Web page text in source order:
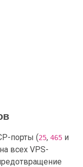
порты (25, 465 и
всех VPS-